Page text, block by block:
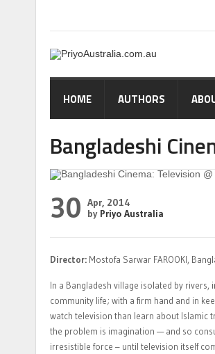
HOME AUTHORS
Bangladeshi
30 Apr, 2014
by Priyo Australia
Director: Mostofa Sarwar FAROOKI,
In a Bangladesh village isolated by
community life; with a firm hand and in
watch television than learn about Islamic
the problem is imagination — and so
irresistible force – until television itself